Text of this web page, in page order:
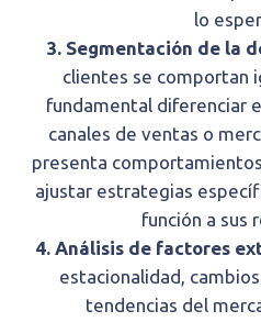
lo
3. Segmentación de la
clientes se comportan
fundamental diferenciar
canales de ventas o
presenta
ajustar estrategias
función a sus
4. Análisis de factores
estacionalidad,
tendencias del